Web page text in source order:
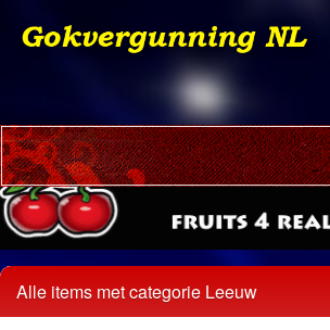
Alle items met categorie Leeuw